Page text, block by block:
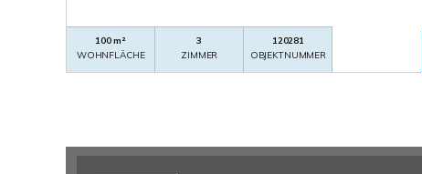
100 m²
WOHNFLÄCHE
3
ZIMMER
120281
OBJEKTNUMMER